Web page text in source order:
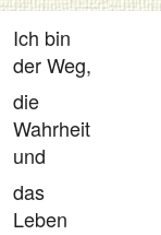
Ich bin
der Weg,
die
Wahrheit
und
das
Leben